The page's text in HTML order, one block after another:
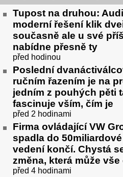
Tupost na druhou:
moderní řešení klik
současně ale u své
nabídne přesně ty
před hodinou
Poslední
ručním řazením je na
jedním z pouhých pěti
fascinuje vším, čím je
před 2 hodinami
Firma ovládající VW
spadla do
vedení končí. Chystá
změna, která může
před 4 hodinami